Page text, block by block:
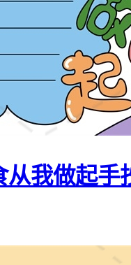
从我做起手